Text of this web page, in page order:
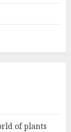
of plants